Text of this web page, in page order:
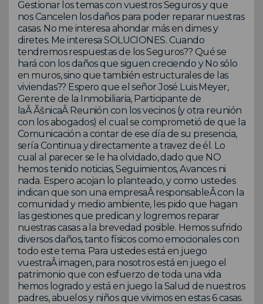
Gestionar los temas con vuestros Seguros y que
nos Cancelen los daños para poder reparar nuestras
casas. No me interesa ahondar más en dimes y
diretes. Me interesa SOLUCIONES. Cuando
tendremos respuestas de los Seguros?? Qué se
hará con los daños que siguen creciendo y No sólo
en muros, sino que también estructurales de las
viviendas?? Espero que el señor José Luis Meyer,
Gerente de la Inmobiliaria, Participante de
laÂ ÃšnicaÂ Reunión con los vecinos (y otra reunión
con los abogados) el cual se comprometió de que la
Comunicación a contar de ese día de su presencia,
sería Continua y directamente a travez de él. Lo
cual al parecer se le ha olvidado, dado que NO
hemos tenido noticias, Seguimientos, Avances ni
nada. Espero acojan lo planteado, y como ustedes
indican que son una empresaÂ responsableÂ con la
comunidad y medio ambiente, les pido que hagan
las gestiones que predican y logremos reparar
nuestras casas a la brevedad posible. Hemos sufrido
diversos daños, tanto físicos como emocionales con
todo este tema. Para ustedes está en juego
vuestraÂ imagen, para nosotros está en juego el
patrimonio que con esfuerzo de toda una vida
hemos logrado y está en juego la Salud de nuestros
padres, abuelos y niños que vivimos en estas 6 casas.